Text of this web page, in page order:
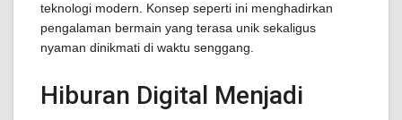
teknologi modern. Konsep seperti ini menghadirkan
pengalaman bermain yang terasa unik sekaligus
nyaman dinikmati di waktu senggang.
Hiburan Digital Menjadi